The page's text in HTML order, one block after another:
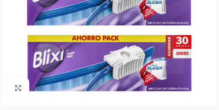
Agrandar imagen